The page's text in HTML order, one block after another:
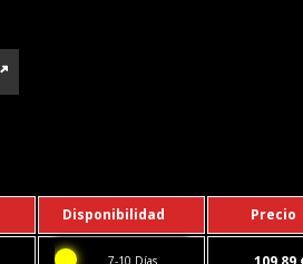
Disponibilidad Precio